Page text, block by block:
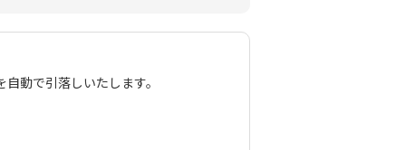
動で引落しいたします。